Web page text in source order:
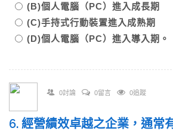
(B)個人電腦（PC）進入成長期
(C)手持式行動裝置進入成熟期
(D)個人電腦（PC）進入導入期。
0討論 0留言 0追蹤
6. 經營績效卓越之企業，通常